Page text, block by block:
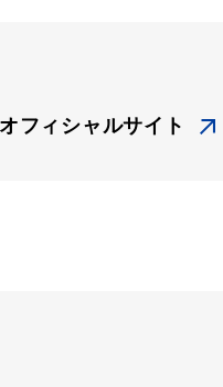
オフィシャルサイト